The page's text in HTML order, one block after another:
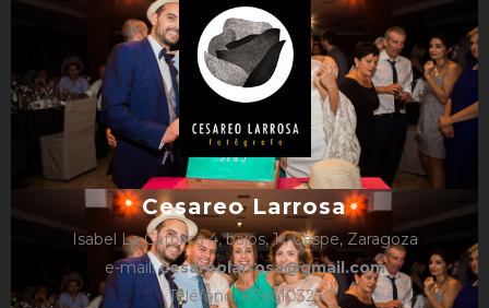
Cesareo Larrosa
Isabel La Católica 4, bajos, 1º, Caspe, Zaragoza
e-mail:cesareolarrosa@gmail.com
Teléfono: 876610325